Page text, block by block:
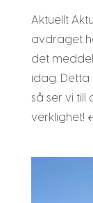
Aktuellt
avdraget
det
idag. Detta
så ser vi till
verklighet!